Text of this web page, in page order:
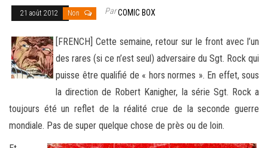
21 août 2012 Non ParCOMIC BOX
[FRENCH] Cette semaine, retour sur le front avec l’un
des rares (si ce n’est seul) adversaire du Sgt. Rock qui
puisse être qualifié de « hors normes ». En effet, sous
la direction de Robert Kanigher, la série Sgt. Rock a
toujours été un reflet de la réalité crue de la seconde guerre
mondiale. Pas de super quelque chose de près ou de loin.